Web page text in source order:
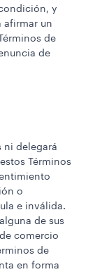
y
afirmar un
de
de
ni delegará
Términos
o
e inválida.
de sus
comercio
de
en forma